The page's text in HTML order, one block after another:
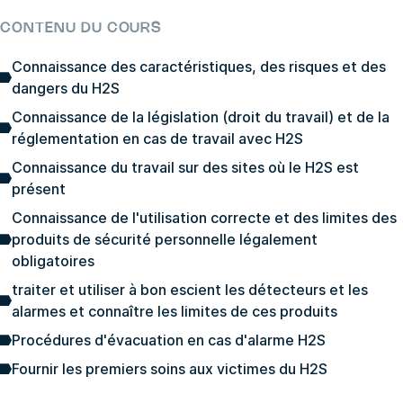
CONTENU DU COURS
Connaissance des caractéristiques, des risques et des
dangers du H2S
Connaissance de la législation (droit du travail) et de la
réglementation en cas de travail avec H2S
Connaissance du travail sur des sites où le H2S est
présent
Connaissance de l'utilisation correcte et des limites des
produits de sécurité personnelle légalement
obligatoires
traiter et utiliser à bon escient les détecteurs et les
alarmes et connaître les limites de ces produits
Procédures d'évacuation en cas d'alarme H2S
Fournir les premiers soins aux victimes du H2S